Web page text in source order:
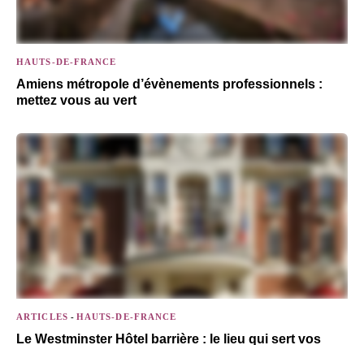
HAUTS-DE-FRANCE
Amiens métropole d’évènements professionnels :
mettez vous au vert
ARTICLES - HAUTS-DE-FRANCE
Le Westminster Hôtel barrière : le lieu qui sert vos